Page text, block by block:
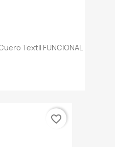
Textil FUNCIONAL
favorite_border